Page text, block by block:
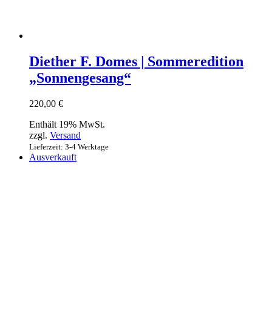
Diether F. Domes | Sommeredition
„Sonnengesang“
220,00 €
Enthält 19% MwSt.
zzgl. Versand
Lieferzeit: 3-4 Werktage
Ausverkauft